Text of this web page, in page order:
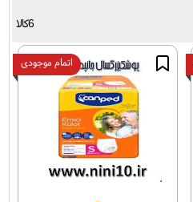
6کالا
اتمام موجودی